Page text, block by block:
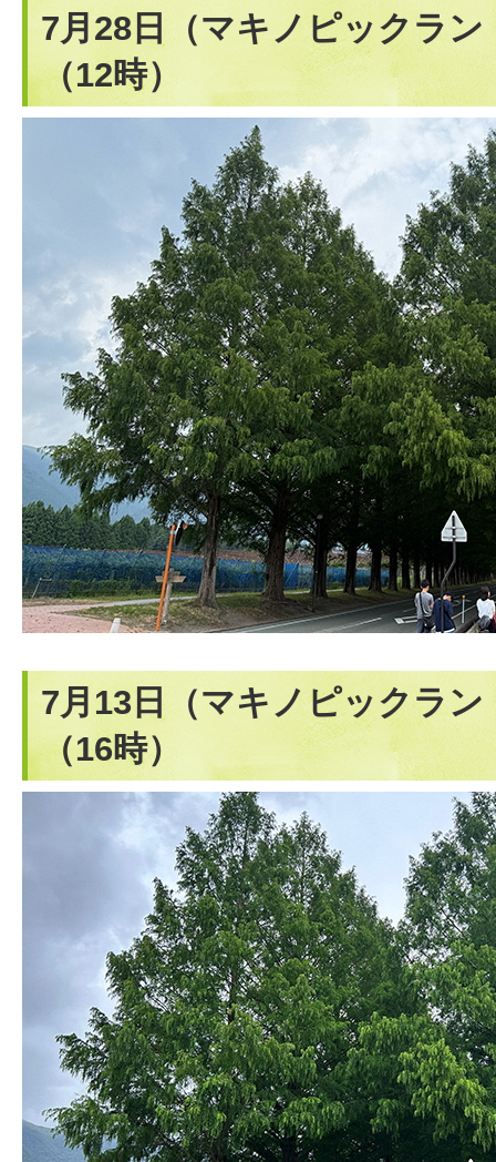
7月28日（マキノピックラ
（12時）
7月13日（マキノピックラ
（16時）